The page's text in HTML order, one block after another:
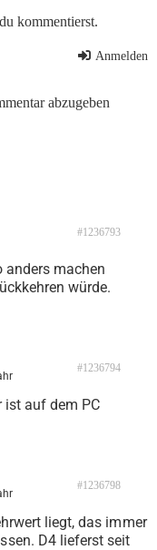
kommentierst.
Anmelden
abzugeben
#1236793
anders machen
würde.
#1236794
ist auf dem PC
#1236798
liegt, das immer
D4 lieferst seit